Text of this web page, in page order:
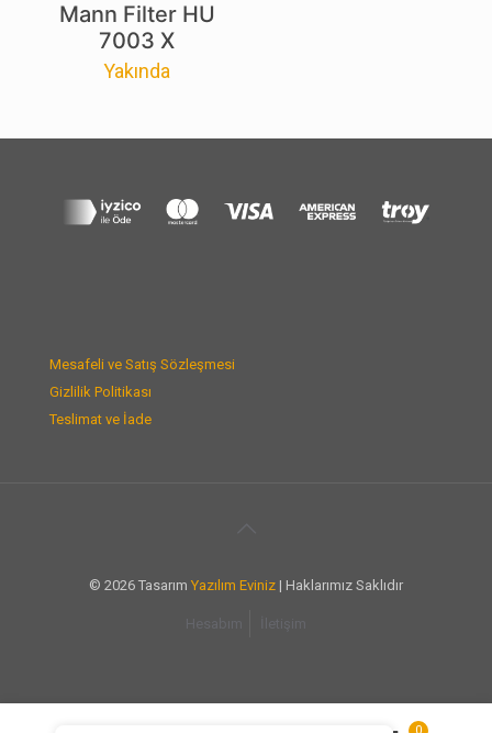
Mann Filter HU
7003 X
Yakında
Mesafeli ve Satış Sözleşmesi
Gizlilik Politikası
Teslimat ve İade
© 2026 Tasarım Yazılım Eviniz | Haklarımız Saklıdır
Hesabım İletişim